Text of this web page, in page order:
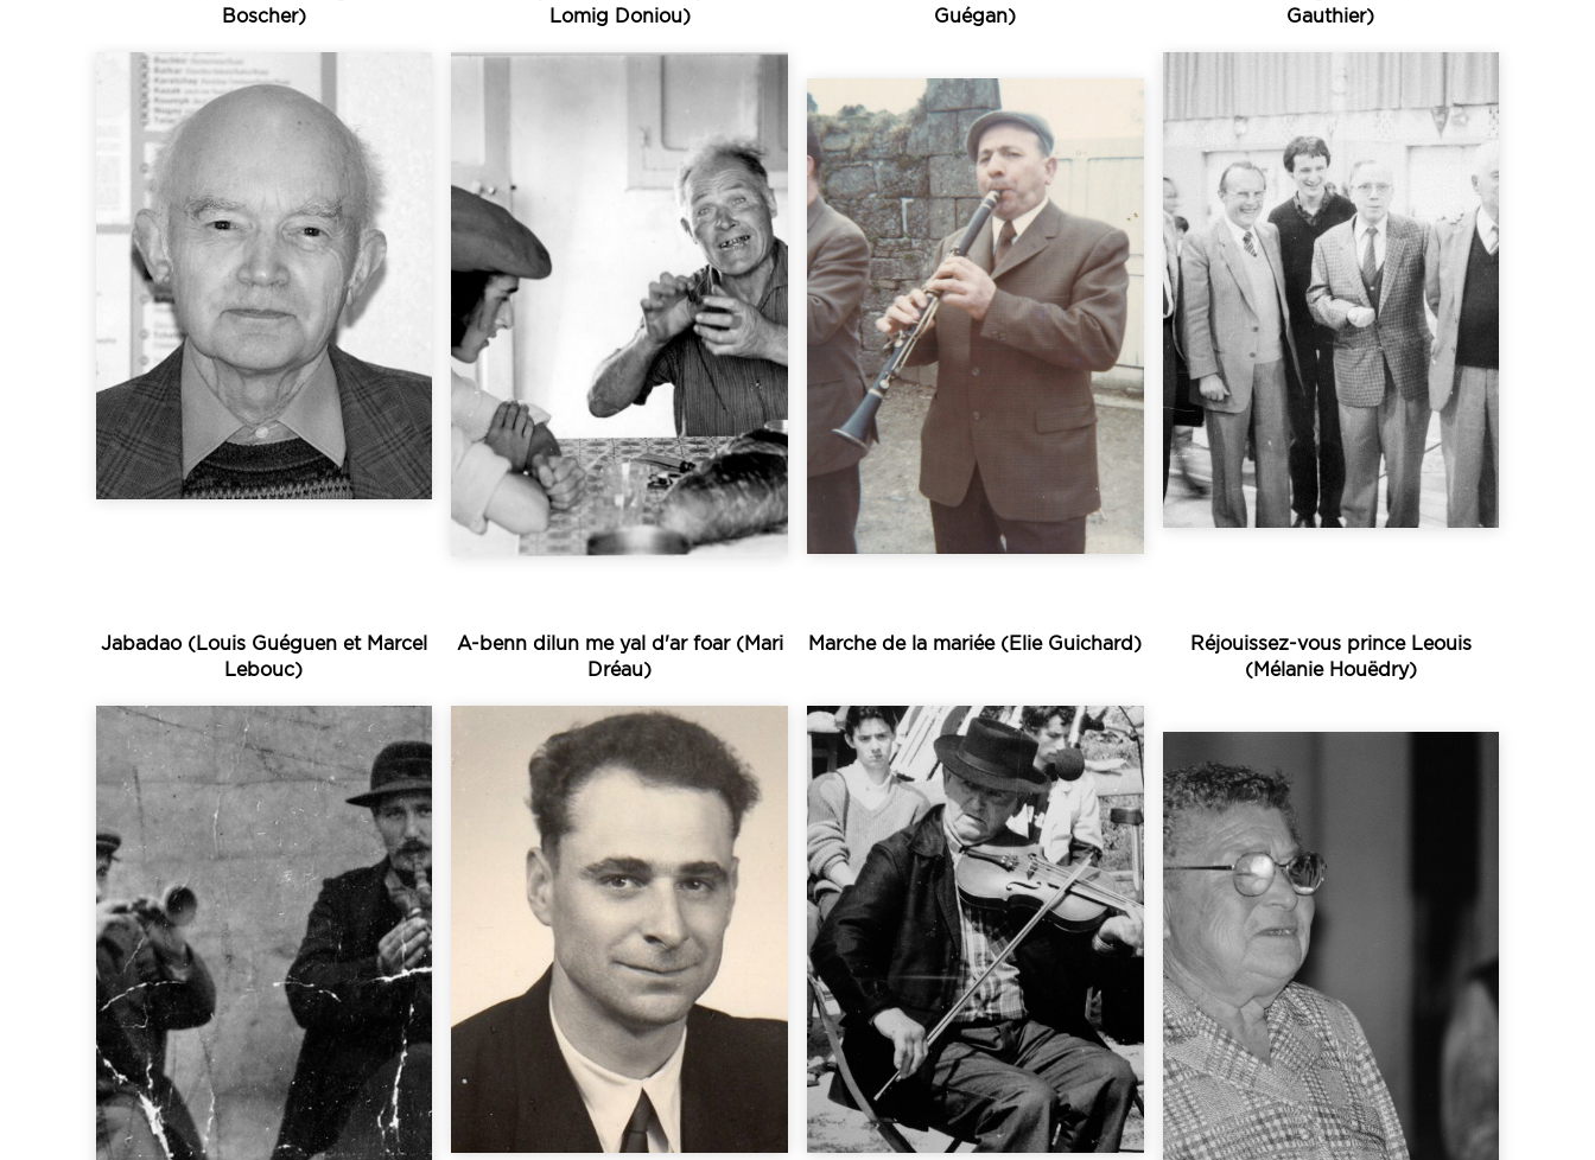
Boscher)
Alain Le Noac’h, avec son
compère Marc Lebris, fait
partie de la première
génération de collecteurs
qui utilisent le
magnétophone à bandes.
Membre actif du Cercle
celtique de Loudéac...
Lomig Doniou)
Manu Kerjean est né en
1913 au cœur du pays Fisel,
dans une famille de
paysans passionnés de
danse et de chant. Il
cultive l’art du kan ha
diskan et de la danse fisel
tout jeune, dans l’entre
deux-guerres,
notamment...
Écouter
Guégan)
Apparue dans les
campagnes bretonnes
probablement au cours de
la seconde moitié du
19ème siècle, la clarinette
n’a pas connu la même
implantation partout.
Alors qu’elle est à peu près
absente dans...
Écouter
Gauthier)
Le terme « gavotter » (on
dit aussi « noter » en nord
Ille-et-Vilaine) désigne en
pays de Châteaubriant
l’acte de mener la danse «
à la goule ». Il s’agit pour
l’essentiel d’une technique
de chant en solo, mais le
meneur...
Écouter
Jabadao (Louis Guéguen et Marcel
Lebouc)
Si les sonneurs
traditionnels de biniou-
bombarde recensés en
pays bigouden sont
extrêmement nombreux
(plusieurs dizaines de
sonneurs en activité entre
1880 et 1930), ceux qui ont
pu être enregistrés...
Écouter
A-benn dilun me yal d'ar foar (Mari
Dréau)
René Hénaff fait partie des
rares pionniers des «
collectes sonores » des
années 1950. Né en 1927 à
Pouldreuzic, il participe à
la naissance du cercle
celtique de Pouldreuzic au
début des années 1950...
Marche de la mariée (Elie Guichard)
La région de Plénée-Jugon
fait partie de celles où la
tradition de violon a
résisté suffisamment
longtemps à la diffusion
de l’accordéon pour que
de bons sonneurs puissent
encore être enregistrés...
Écouter
Réjouissez-vous prince Leouis
(Mélanie Houëdry)
Mélanie Houëdry est sans
aucun doute l’une des plus
grandes mémoires
chantées du pays de
Fougères. Les archives
sonores de Dastum
contiennent plus de 120
documents sonores, des
chansons...
Écouter